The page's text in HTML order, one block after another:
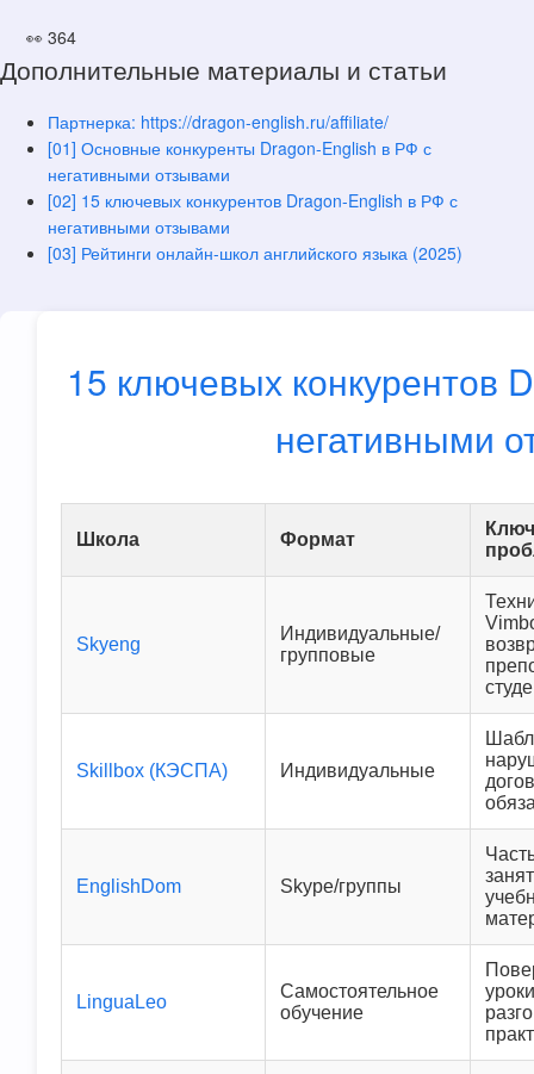
👀 364
Дополнительные материалы и статьи
Партнерка: https://dragon-english.ru/affiliate/
[01] Основные конкуренты Dragon-English в РФ с
негативными отзывами
[02] 15 ключевых конкурентов Dragon-English в РФ с
негативными отзывами
[03] Рейтинги онлайн-школ английского языка (2025)
15 ключевых конкурентов
негативными
Школа Формат
Skyeng
Индивидуальные/
групповые
Skillbox (КЭСПА) Индивидуальные
EnglishDom Skype/группы
LinguaLeo
Самостоятельное
обучение